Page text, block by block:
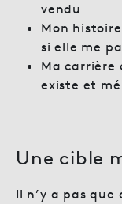
vendu
Mon
si elle me
Ma carrière
existe et
Une cible
Il n’y a pas